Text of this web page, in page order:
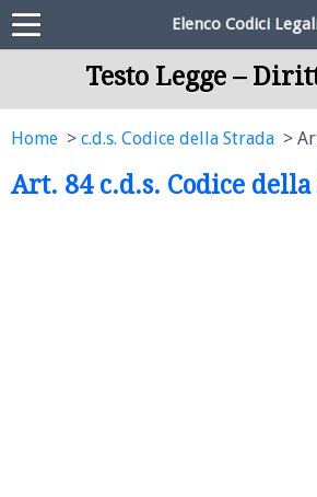
Elenco Codici
Testo Legge –
Home c.d.s. Codice della Strada
Art. 84 c.d.s. Codice